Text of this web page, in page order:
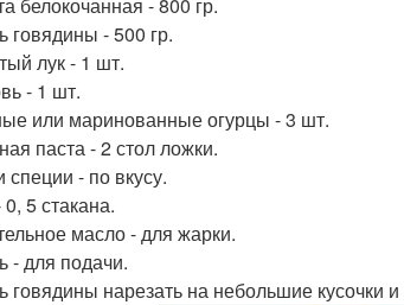
говядины - 500 гр.
лук - 1 шт.
- 1 шт.
или маринованные огурцы - 3 шт.
паста - 2 стол ложки.
специи - по вкусу.
5 стакана.
масло - для жарки.
- для подачи.
говядины нарезать на небольшие кусочки